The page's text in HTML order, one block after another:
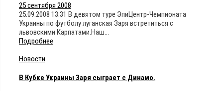
25 сентября 2008
25.09.2008 13:31 В девятом туре ЭпиЦентр-Чемпионата
Украины по футболу луганская Заря встретиться с
львовскими Карпатами.Наш…
Подробнее
Новости
В Кубке Украины Заря сыграет с Динамо.